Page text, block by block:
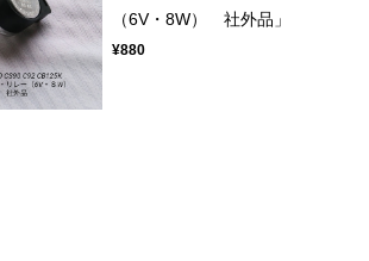
（6V・8W） 社外品」
¥880